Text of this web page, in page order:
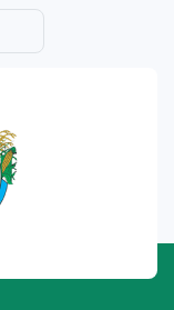
Radar